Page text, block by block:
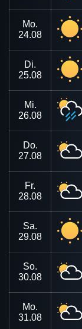
Mo.
24.08
Di.
25.08
Mi.
26.08
Do.
27.08
Fr.
28.08
Sa.
29.08
So.
30.08
Mo.
31.08